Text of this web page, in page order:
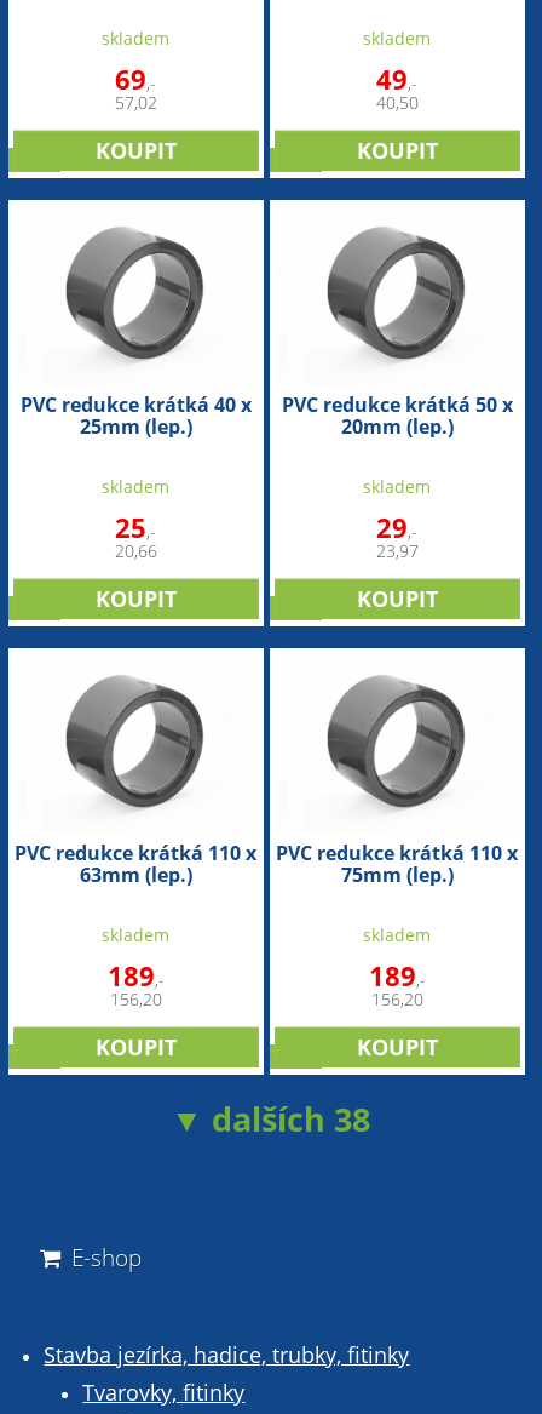
skladem
69,-
57,02
skladem
49,-
40,50
PVC redukce krátká 40 x
25mm (lep.)
skladem
25,-
20,66
PVC redukce krátká 50 x
20mm (lep.)
skladem
29,-
23,97
PVC redukce krátká 110 x
63mm (lep.)
skladem
189,-
156,20
PVC redukce krátká 110 x
75mm (lep.)
skladem
189,-
156,20
▼ dalších 38
E-shop
Stavba jezírka, hadice, trubky, fitinky
Tvarovky, fitinky